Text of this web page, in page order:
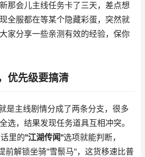
会儿主线任务卡了三天，差点想
全服都在等某个隐藏彩蛋，突然就
家分享一些亲测有效的经验，保你
优先级要搞清
是主线剧情分成了两条分支，很多
选，结果发现任务道具互相冲突。
里的"江湖传闻"选项就能判断，
前解锁坐骑"雪鬃马"，这货移速比普